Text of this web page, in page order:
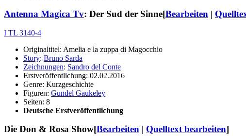
Antenna Magica Tv: Der Sud der Sinne[Bearbeiten |
I TL 3140-4
Originaltitel: Amelia e la zuppa di Magocchio
Story: Bruno Sarda
Zeichnungen: Sandro del Conte
Erstveröffentlichung: 02.02.2016
Genre: Kurzgeschichte
Figuren: Gundel Gaukeley
Seiten: 8
Deutsche Erstveröffentlichung
Die Don & Rosa Show[Bearbeiten | Quelltext bearbeiten]